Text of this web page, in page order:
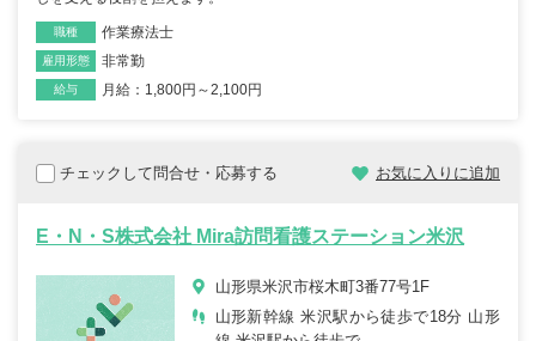
職種 作業療法士
雇用形態 非常勤
給与 月給：1,800円～2,100円
チェックして問合せ・応募する お気に入りに追加
E・N・S株式会社 Mira訪問看護ステーション米沢
山形県米沢市桜木町3番77号1F
山形新幹線 米沢駅から徒歩で18分 山形